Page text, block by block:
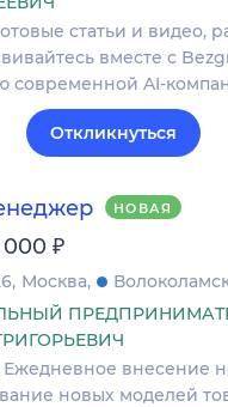
статьи и видео,
вместе с
современной AI-
Откликнуться
НОВАЯ
000 ₽
Москва
Ежедневное внесение
новых моделей